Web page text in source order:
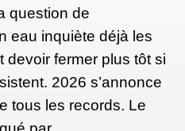
descente :
marche
ou une box sur une
l’autre pied vers le sol
question de
eau inquiète déjà les
devoir fermer plus tôt si
2026 s’annonce
tous les records. Le